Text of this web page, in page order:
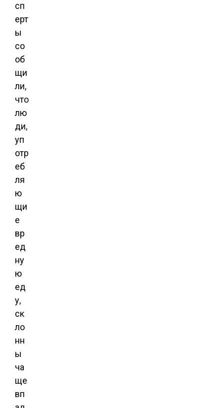
сп
ерт
ы
со
об
щи
ли,
что
лю
ди,
уп
отр
еб
ля
ю
щи
е
вр
ед
ну
ю
ед
у,
ск
ло
нн
ы
ча
ще
вп